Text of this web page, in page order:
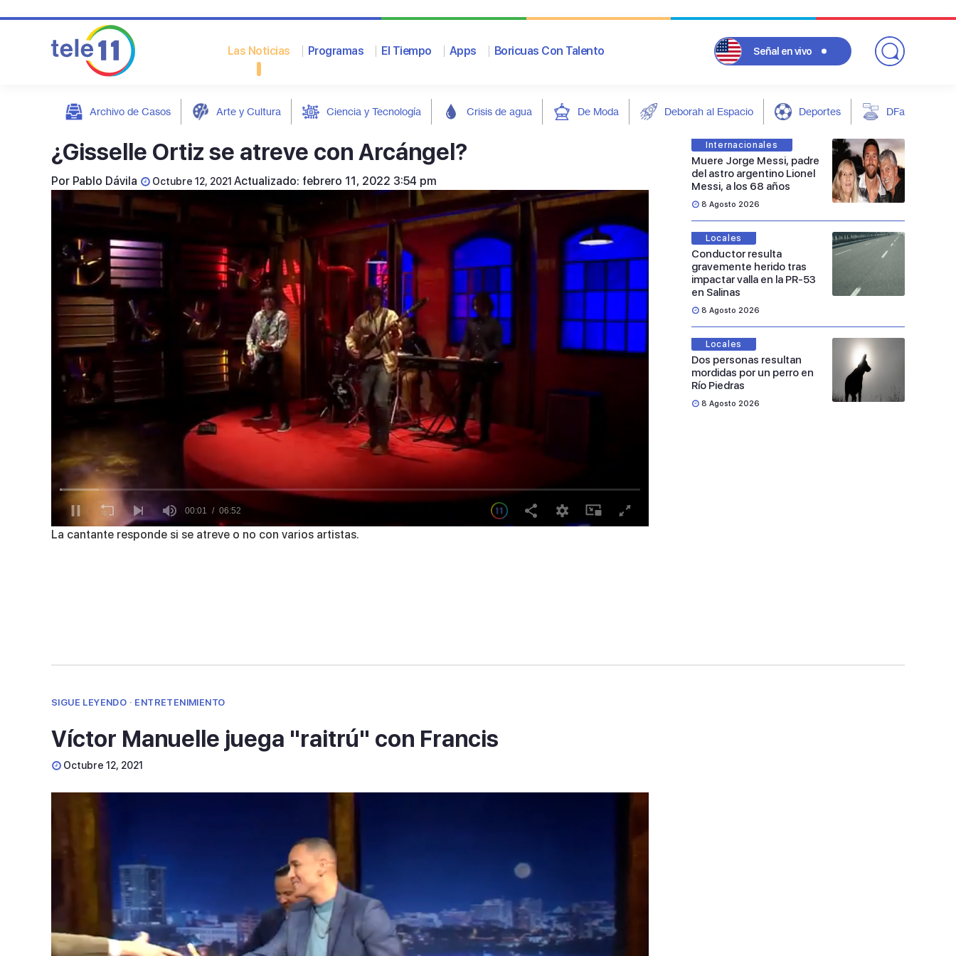
Las Noticias Programas El Tiempo Apps Boricuas Con Talento Señal en vivo
Archivo de Casos Arte y Cultura Ciencia y Tecnología Crisis de agua De Moda Deborah al Espacio Deportes DFarándula
¿Gisselle Ortiz se atreve con Arcángel?
Por Pablo Dávila Octubre 12, 2021 Actualizado: febrero 11, 2022 3:54 pm
0
of
La cantante responde si se atreve o no con varios artistas.
Internacionales
Muere Jorge Messi, padre
del astro argentino Lionel
Messi, a los 68 años
8 Agosto 2026
Locales
Conductor resulta
gravemente herido tras
impactar valla en la PR-53
en Salinas
8 Agosto 2026
Locales
Dos personas resultan
mordidas por un perro en
Río Piedras
8 Agosto 2026
SIGUE LEYENDO · ENTRETENIMIENTO
Víctor Manuelle juega "raitrú" con Francis
Octubre 12, 2021